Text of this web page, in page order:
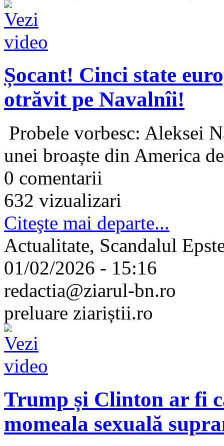
Șocant! Cinci state
otrăvit pe Navalnîi!
Probele vorbesc: Aleksei
unei broaște din America
0 comentarii
632 vizualizari
Citeşte mai departe...
Actualitate, Scandalul
01/02/2026 - 15:16
redactia@ziarul-bn.ro
preluare ziariștii.ro
Trump și Clinton ar fi
momeala sexuală